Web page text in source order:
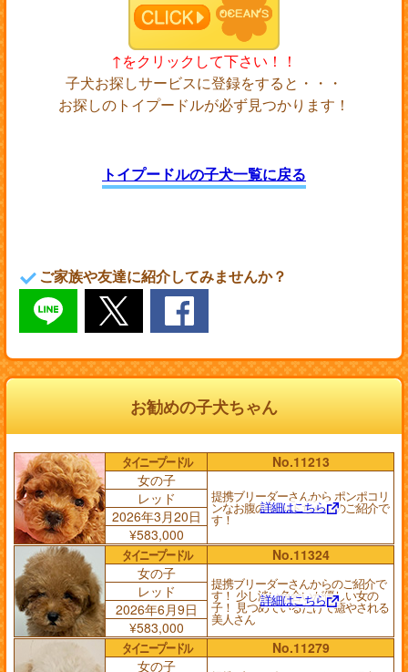
↑をクリックして下さい！！
子犬お探しサービスに登録をすると・・・
お探しのトイプードルが必ず見つかります！
トイプードルの子犬一覧に戻る
ご家族や友達に紹介してみませんか？
お勧めの子犬ちゃん
タイニープードル
No.11213
女の子
提携ブリーダーさんから ポンポコリ
ンなお腹の レッドちゃんのご紹介で
す！
詳細はこちら
レッド
2026年3月20日
¥583,000
タイニープードル
No.11324
女の子
提携ブリーダーさんからのご紹介で
す！ 少し淡い色合いが優しい女の
子！ 見つめているだけで癒やされる
美人さん
詳細はこちら
レッド
2026年6月9日
¥583,000
タイニープードル
No.11279
女の子